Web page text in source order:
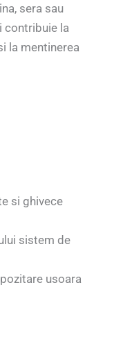
sera sau
contribuie la
la mentinerea
si ghivece
sistem de
usoara